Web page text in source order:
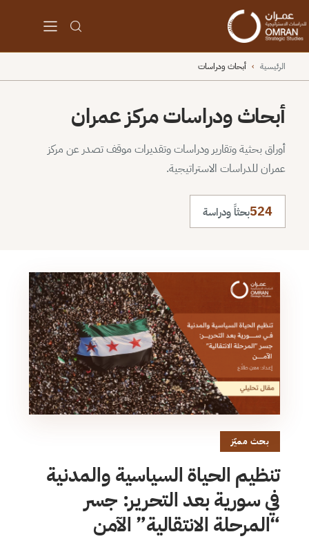
الرئيسية › أبحاث ودراسات
أبحاث ودراسات مركز عمران
أوراق بحثية وتقارير ودراسات وتقديرات موقف تصدر عن مركز
عمران للدراسات الاستراتيجية.
524بحثاً ودراسة
بحث مميّز
تنظيم الحياة السياسية والمدنية
في سورية بعد التحرير: جسر
“المرحلة الانتقالية” الآمن